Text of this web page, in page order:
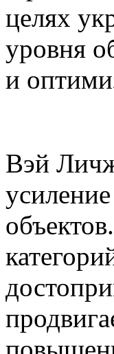
целях
уровня
и
Вэй